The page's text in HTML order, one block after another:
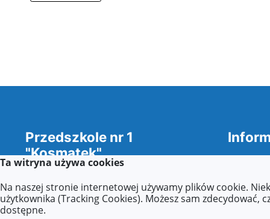
Przedszkole nr 1
"Kosmatek"
w Koninie
Wszelkie prawa zastrzeżone ©.
(ETR -
Ta witryna używa cookies
Na naszej stronie internetowej używamy plików cookie.
użytkownika (Tracking Cookies). Możesz sam
dostępne.